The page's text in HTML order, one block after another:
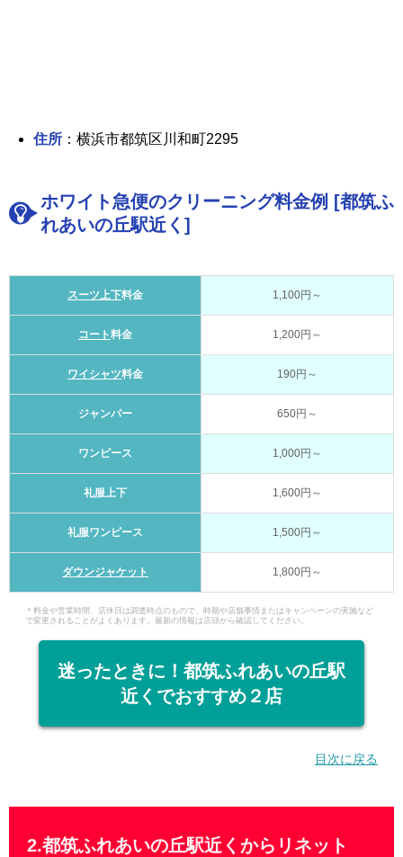
住所 ：横浜市都筑区川和町2295
ホワイト急便のクリーニング料金例 [都筑ふ
れあいの丘駅近く]
スーツ上下料金 1,100円～
コート料金 1,200円～
ワイシャツ料金 190円～
ジャンパー 650円～
ワンピース 1,000円～
礼服上下 1,600円～
礼服ワンピース 1,500円～
ダウンジャケット 1,800円～
＊料金や営業時間、店休日は調査時点のもので、時期や店舗事情またはキャンペーンの実施など
で変更されることがよくあります。最新の情報は店頭から確認してください。
迷ったときに！都筑ふれあいの丘駅
近くでおすすめ２店
目次に戻る
2.都筑ふれあいの丘駅近くからリネット